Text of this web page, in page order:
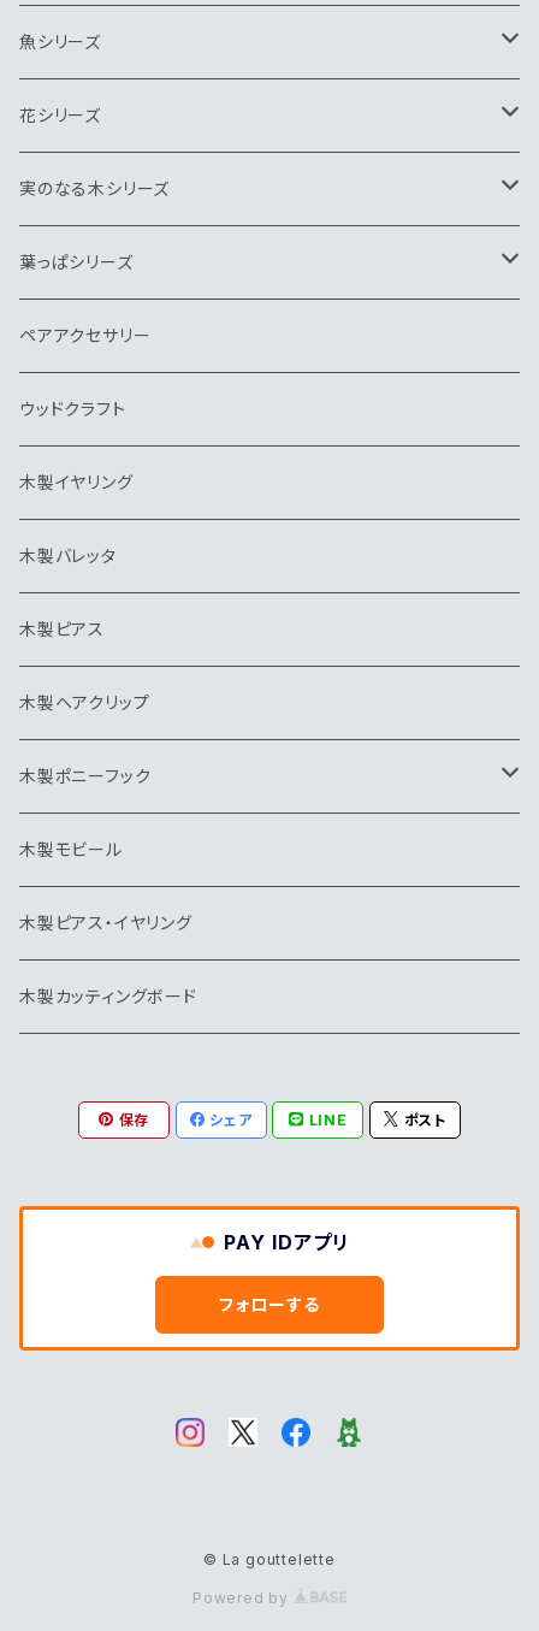
キーホルダー
ヘアゴム
帯留
バッグチャーム
帽子クリップ
イヤリング
バレッタ
ピアス
ヘアクリップ
ポニーフック
モビール
ネクタイピン
キーホルダー
ヘアゴム
帽子クリップ
イヤリング
ピアス・イヤリング
ペンダント
ネクタイピン
キーホルダー
バッグチャーム
ウッドクラフト
ヘアゴム
帽子クリップ
ピンブローチ・タイタック
カッティングボード
ブローチ
ペンダント
ネクタイピン
キーホルダー
ピンブローチ・タイタック
魚シリーズ
ブローチ
ペンダント
ネクタイピン
キーホルダー
花シリーズ
ヘアゴム
ブローチ
ネクタイピン
実のなる木シリーズ
ペンダント
ブローチ
葉っぱシリーズ
ブローチ
ペンダント
ネクタイピン
キーホルダー
ヘアゴム
帽子クリップ
ペアアクセサリー
ウッドクラフト
木製イヤリング
木製バレッタ
木製ピアス
木製ヘアクリップ
木製ポニーフック
トリ
木製モビール
木製ピアス・イヤリング
木製カッティングボード
保存 シェア LINE ポスト
PAY IDアプリ
フォローする
© La gouttelette
Powered by